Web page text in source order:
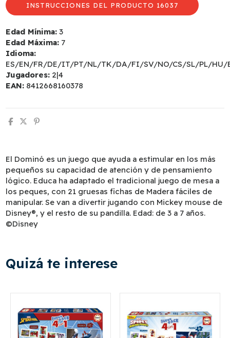
INSTRUCCIONES DEL PRODUCTO 16037
Edad Mínima: 3
Edad Máxima: 7
Idioma:
ES/EN/FR/DE/IT/PT/NL/TK/DA/FI/SV/NO/CS/SL/PL/HU/
Jugadores: 2|4
EAN: 8412668160378
El Dominó es un juego que ayuda a estimular en los más
pequeños su capacidad de atención y de pensamiento
lógico. Educa ha adaptado el tradicional juego de mesa a
los peques, con 21 gruesas fichas de Madera fáciles de
manipular. Se van a divertir jugando con Mickey mouse de
Disney®, y el resto de su pandilla. Edad: de 3 a 7 años.
©Disney
Quizá te interese